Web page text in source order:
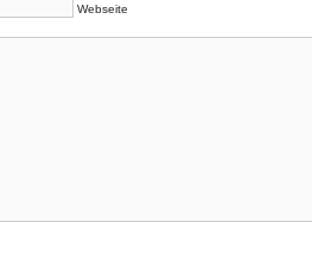
Webseite